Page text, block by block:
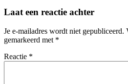
Laat een reactie achter
Je e-mailadres wordt niet gepubliceerd.
gemarkeerd met *
Reactie *